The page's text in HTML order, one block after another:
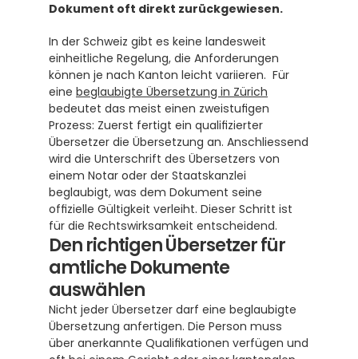
Dokument oft direkt zurückgewiesen.
In der Schweiz gibt es keine landesweit
einheitliche Regelung, die Anforderungen
können je nach Kanton leicht variieren.  Für
eine beglaubigte Übersetzung in Zürich
bedeutet das meist einen zweistufigen
Prozess: Zuerst fertigt ein qualifizierter
Übersetzer die Übersetzung an. Anschliessend
wird die Unterschrift des Übersetzers von
einem Notar oder der Staatskanzlei
beglaubigt, was dem Dokument seine
offizielle Gültigkeit verleiht. Dieser Schritt ist
für die Rechtswirksamkeit entscheidend.
Den richtigen Übersetzer für
amtliche Dokumente
auswählen
Nicht jeder Übersetzer darf eine beglaubigte
Übersetzung anfertigen. Die Person muss
über anerkannte Qualifikationen verfügen und